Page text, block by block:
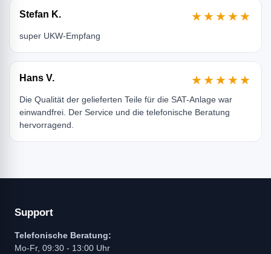
Stefan K. ★★★★★
super UKW-Empfang
Hans V. ★★★★★
Die Qualität der gelieferten Teile für die SAT-Anlage war
einwandfrei. Der Service und die telefonische Beratung
hervorragend.
Support
Telefonische Beratung:
Mo-Fr, 09:30 - 13:00 Uhr